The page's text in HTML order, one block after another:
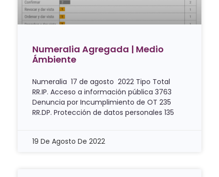
Numeralia Agregada | Medio
Ámbiente
Numeralia 17 de agosto 2022 Tipo Total
RR.IP. Acceso a información pública 3763
Denuncia por Incumplimiento de OT 235
RR.DP. Protección de datos personales 135
19 De Agosto De 2022